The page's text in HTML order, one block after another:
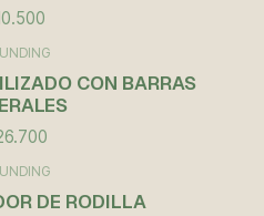
CON BARRAS
DE RODILLA